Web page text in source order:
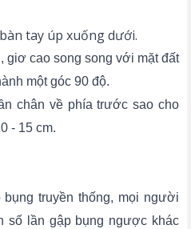
tay úp xuống dưới.
giơ cao song song với mặt đất
một góc 90 độ.
chân về phía trước sao cho
- 15 cm.
truyền thống, mọi người
số lần gập bụng ngược khác